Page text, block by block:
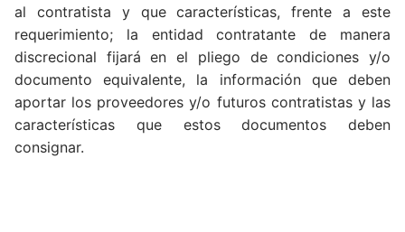
al contratista y que características, frente a este
requerimiento; la entidad contratante de manera
discrecional fijará en el pliego de condiciones y/o
documento equivalente, la información que deben
aportar los proveedores y/o futuros contratistas y las
características que estos documentos deben
consignar.